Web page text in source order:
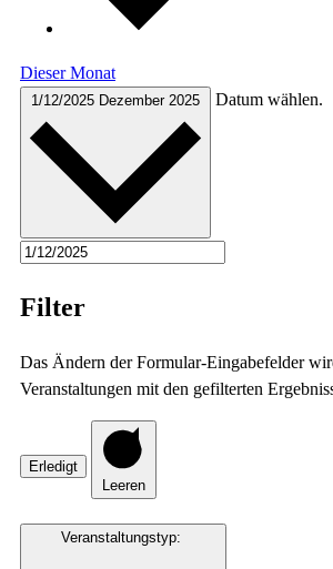
Dieser Monat
1/12/2025 Dezember 2025 Datum wählen.
Filter
Das Ändern der Formular-Eingabefelder
Veranstaltungen mit den gefilterten
Erledigt
Leeren
Veranstaltungstyp: